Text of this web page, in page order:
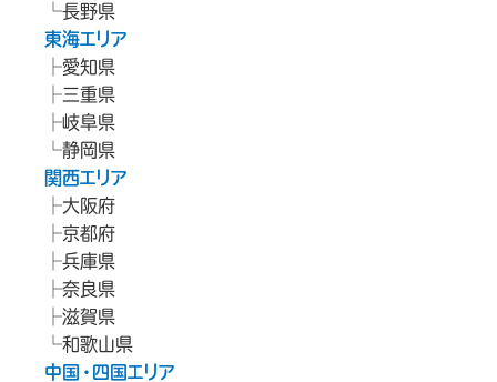
長野県
東海エリア
愛知県
三重県
岐阜県
静岡県
関西エリア
大阪府
京都府
兵庫県
奈良県
滋賀県
和歌山県
中国・四国エリア